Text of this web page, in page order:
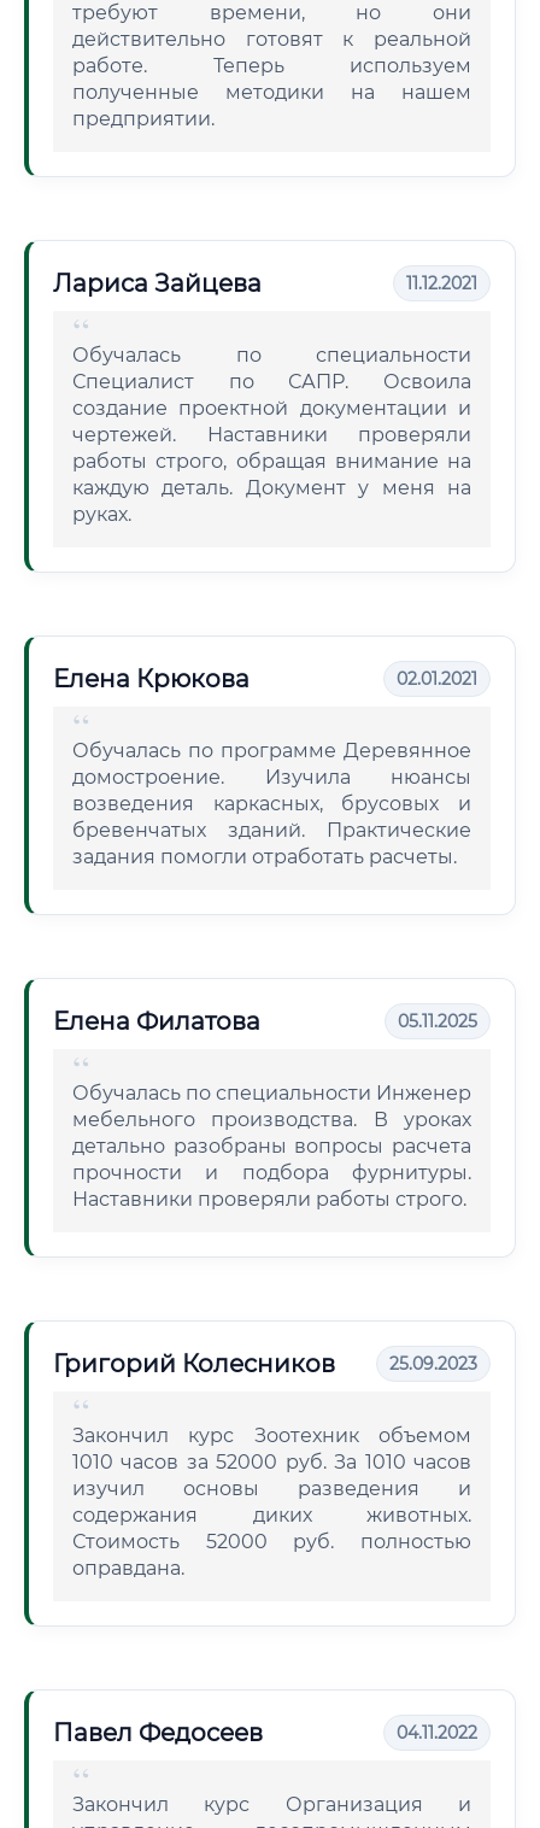
требуют времени, но они
действительно готовят к реальной
работе. Теперь используем
полученные методики на нашем
предприятии.
Лариса Зайцева 11.12.2021
Обучалась по специальности
Специалист по САПР. Освоила
создание проектной документации и
чертежей. Наставники проверяли
работы строго, обращая внимание на
каждую деталь. Документ у меня на
руках.
Елена Крюкова 02.01.2021
Обучалась по программе Деревянное
домостроение. Изучила нюансы
возведения каркасных, брусовых и
бревенчатых зданий. Практические
задания помогли отработать расчеты.
Елена Филатова 05.11.2025
Обучалась по специальности Инженер
мебельного производства. В уроках
детально разобраны вопросы расчета
прочности и подбора фурнитуры.
Наставники проверяли работы строго.
Григорий Колесников 25.09.2023
Закончил курс Зоотехник объемом
1010 часов за 52000 руб. За 1010 часов
изучил основы разведения и
содержания диких животных.
Стоимость 52000 руб. полностью
оправдана.
Павел Федосеев 04.11.2022
Закончил курс Организация и